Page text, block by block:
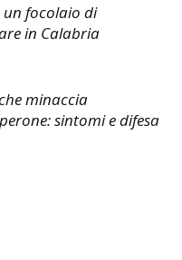
focolaio di
in Calabria
minaccia
sintomi e difesa